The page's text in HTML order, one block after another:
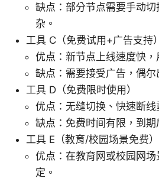
缺点：部分节点需要手动
杂。
工具 C（免费试用+广告支持）
优点：新节点上线速度快，
缺点：需要接受广告，偶尔
工具 D（免费限时使用）
优点：无缝切换、快速断线
缺点：免费时间有限，到期
工具 E（教育/校园场景免费）
优点：在教育网或校园网
定。